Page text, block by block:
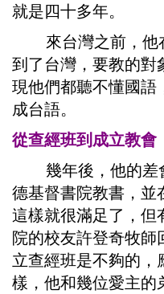
就是四十多年。
來台灣之前，他
到了台灣，要教的對
現他們都聽不懂國語
成台語。
從查經班到成立教會
幾年後，他的差
德基督書院教書，並
這樣就很滿足了，但
院的校友許登奇牧師
立查經班是不夠的，
樣，他和幾位愛主的